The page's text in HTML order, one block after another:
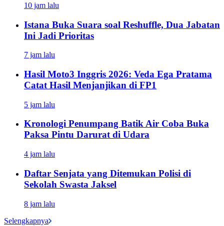
10 jam lalu
Istana Buka Suara soal Reshuffle, Dua Jabatan
Ini Jadi Prioritas
7 jam lalu
Hasil Moto3 Inggris 2026: Veda Ega Pratama
Catat Hasil Menjanjikan di FP1
5 jam lalu
Kronologi Penumpang Batik Air Coba Buka
Paksa Pintu Darurat di Udara
4 jam lalu
Daftar Senjata yang Ditemukan Polisi di
Sekolah Swasta Jaksel
8 jam lalu
Selengkapnya